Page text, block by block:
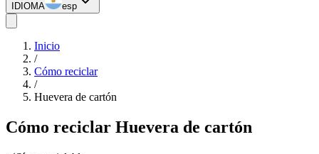
IDIOMA esp
Inicio
/
Cómo reciclar
/
Huevera de cartón
Cómo reciclar Huevera de cartón